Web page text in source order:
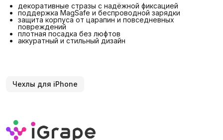
декоративные стразы с надёжной фиксацией
поддержка MagSafe и беспроводной зарядки
защита корпуса от царапин и повседневных
повреждений
плотная посадка без люфтов
аккуратный и стильный дизайн
Чехлы для iPhone